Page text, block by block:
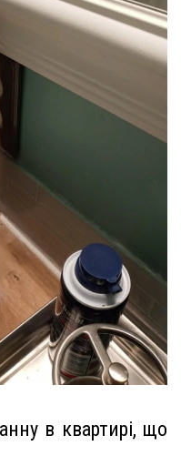
в квартирі, що